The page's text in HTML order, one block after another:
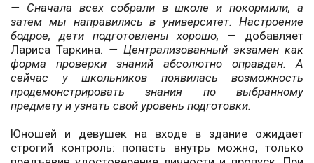
— Сначала всех собрали в школе и покормили, а
затем мы направились в университет. Настроение
бодрое, дети подготовлены хорошо, — добавляет
Лариса Таркина. — Централизованный экзамен как
форма проверки знаний абсолютно оправдан. А
сейчас у школьников появилась возможность
продемонстрировать знания по выбранному
предмету и узнать свой уровень подготовки.
Юношей и девушек на входе в здание ожидает
строгий контроль: попасть внутрь можно, только